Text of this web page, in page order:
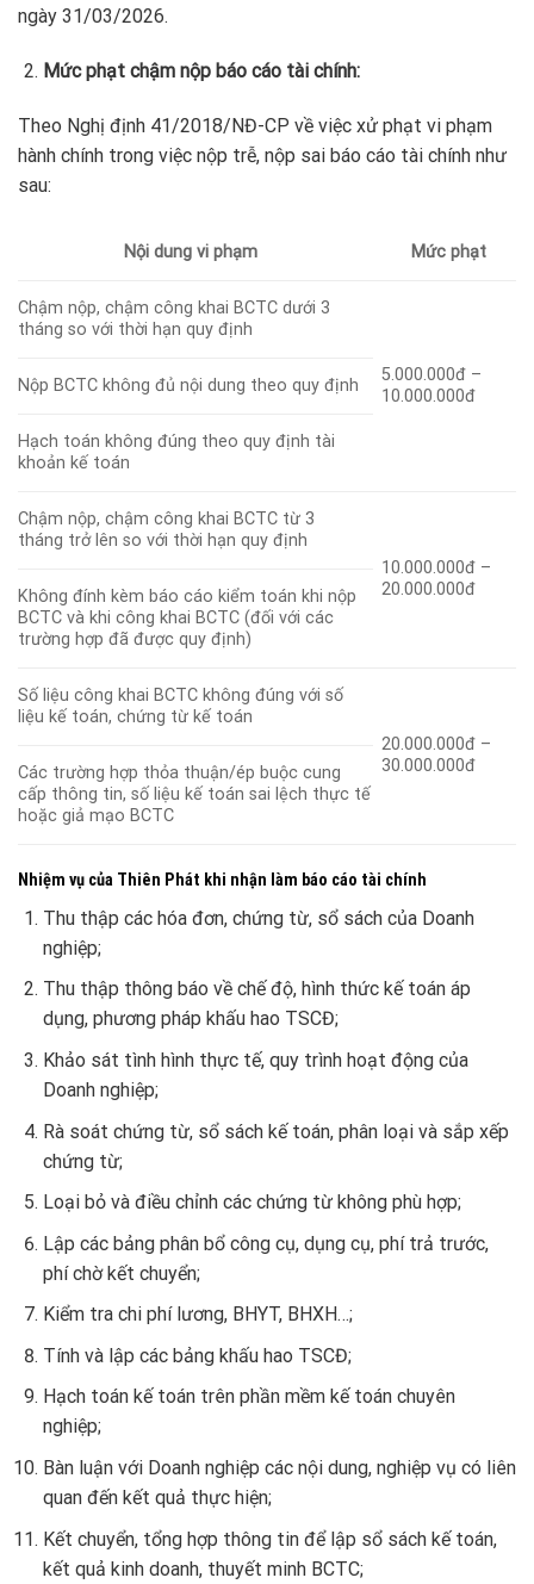
ngày 31/03/2026.
Mức phạt chậm nộp báo cáo tài chính:
Theo Nghị định 41/2018/NĐ-CP về việc xử phạt vi phạm
hành chính trong việc nộp trễ, nộp sai báo cáo tài chính như
sau:
Nội dung vi phạm Mức phạt
Chậm nộp, chậm công khai BCTC dưới 3
tháng so với thời hạn quy định
5.000.000đ –
10.000.000đ
Nộp BCTC không đủ nội dung theo quy định
Hạch toán không đúng theo quy định tài
khoản kế toán
Chậm nộp, chậm công khai BCTC từ 3
tháng trở lên so với thời hạn quy định
10.000.000đ –
20.000.000đ
Không đính kèm báo cáo kiểm toán khi nộp
BCTC và khi công khai BCTC (đối với các
trường hợp đã được quy định)
Số liệu công khai BCTC không đúng với số
liệu kế toán, chứng từ kế toán
20.000.000đ –
30.000.000đ
Các trường hợp thỏa thuận/ép buộc cung
cấp thông tin, số liệu kế toán sai lệch thực tế
hoặc giả mạo BCTC
Nhiệm vụ của Thiên Phát khi nhận làm báo cáo tài chính
Thu thập các hóa đơn, chứng từ, sổ sách của Doanh
nghiệp;
Thu thập thông báo về chế độ, hình thức kế toán áp
dụng, phương pháp khấu hao TSCĐ;
Khảo sát tình hình thực tế, quy trình hoạt động của
Doanh nghiệp;
Rà soát chứng từ, sổ sách kế toán, phân loại và sắp xếp
chứng từ;
Loại bỏ và điều chỉnh các chứng từ không phù hợp;
Lập các bảng phân bổ công cụ, dụng cụ, phí trả trước,
phí chờ kết chuyển;
Kiểm tra chi phí lương, BHYT, BHXH…;
Tính và lập các bảng khấu hao TSCĐ;
Hạch toán kế toán trên phần mềm kế toán chuyên
nghiệp;
Bàn luận với Doanh nghiệp các nội dung, nghiệp vụ có liên
quan đến kết quả thực hiện;
Kết chuyển, tổng hợp thông tin để lập sổ sách kế toán,
kết quả kinh doanh, thuyết minh BCTC;